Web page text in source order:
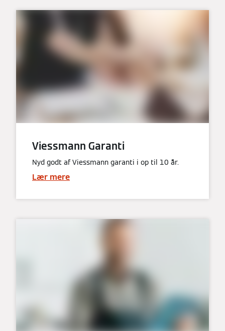
Viessmann Garanti
Nyd godt af Viessmann garanti i op til 10 år.
Lær mere